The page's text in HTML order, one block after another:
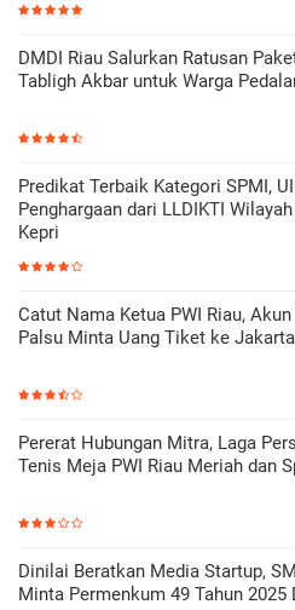
DMDI Riau Salurkan Ratusan
Tabligh Akbar untuk Warga
Predikat Terbaik Kategori SPMI,
Penghargaan dari LLDIKTI
Kepri
Catut Nama Ketua PWI Riau,
Palsu Minta Uang Tiket ke Jakarta
Pererat Hubungan Mitra, Laga
Tenis Meja PWI Riau Meriah dan
Dinilai Beratkan Media Startup,
Minta Permenkum 49 Tahun 2025